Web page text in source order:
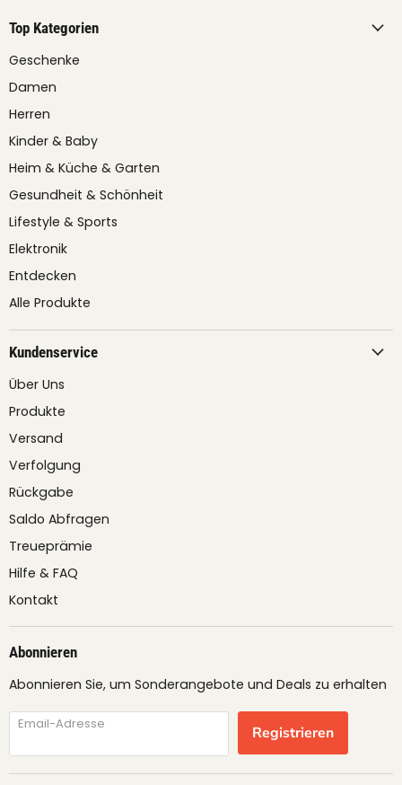
Top Kategorien
Geschenke
Damen
Herren
Kinder & Baby
Heim & Küche & Garten
Gesundheit & Schönheit
Lifestyle & Sports
Elektronik
Entdecken
Alle Produkte
Kundenservice
Über Uns
Produkte
Versand
Verfolgung
Rückgabe
Saldo Abfragen
Treueprämie
Hilfe & FAQ
Kontakt
Abonnieren
Abonnieren Sie, um Sonderangebote und Deals zu erhalten
Email-Adresse Registrieren